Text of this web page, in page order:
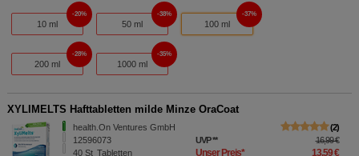
10 ml
20%
50 ml
38%
100 ml
37%
200 ml
28%
1000 ml
35%
XYLIMELTS Hafttabletten milde Minze OraCoat
health.On Ventures GmbH
12596073
40 St Tabletten
2
UVP** 16,99 €
Unser Preis* 13,59 €